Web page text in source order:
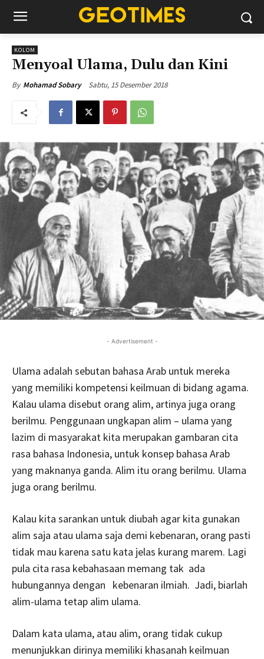
KOLOM
Menyoal Ulama, Dulu dan Kini
By Mohamad Sobary Sabtu, 15 Desember 2018
- Advertisement -
Ulama adalah sebutan bahasa Arab untuk mereka
yang memiliki kompetensi keilmuan di bidang agama.
Kalau ulama disebut orang alim, artinya juga orang
berilmu. Penggunaan ungkapan alim – ulama yang
lazim di masyarakat kita merupakan gambaran cita
rasa bahasa Indonesia, untuk konsep bahasa Arab
yang maknanya ganda. Alim itu orang berilmu. Ulama
juga orang berilmu.
Kalau kita sarankan untuk diubah agar kita gunakan
alim saja atau ulama saja demi kebenaran, orang pasti
tidak mau karena satu kata jelas kurang marem. Lagi
pula cita rasa kebahasaan memang tak ada
hubungannya dengan kebenaran ilmiah. Jadi, biarlah
alim-ulama tetap alim ulama.
Dalam kata ulama, atau alim, orang tidak cukup
menunjukkan dirinya memiliki khasanah keilmuan